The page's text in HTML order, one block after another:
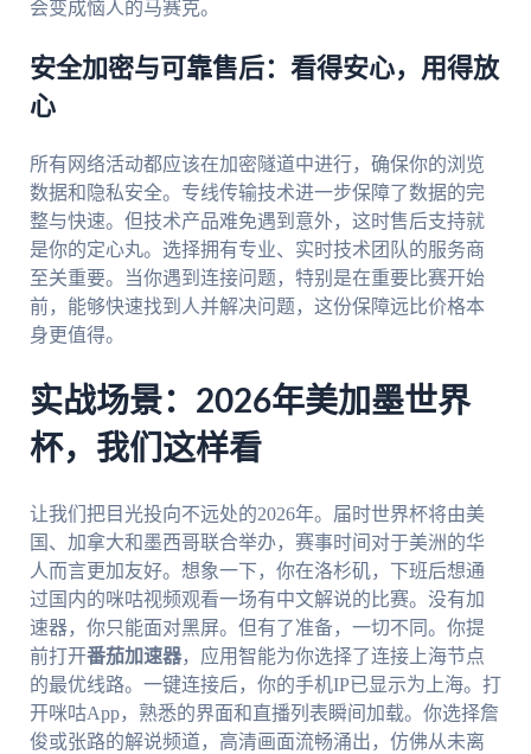
会变成恼人的马赛克。
安全加密与可靠售后：看得安心，用得放
心
所有网络活动都应该在加密隧道中进行，确保你的浏览
数据和隐私安全。专线传输技术进一步保障了数据的完
整与快速。但技术产品难免遇到意外，这时售后支持就
是你的定心丸。选择拥有专业、实时技术团队的服务商
至关重要。当你遇到连接问题，特别是在重要比赛开始
前，能够快速找到人并解决问题，这份保障远比价格本
身更值得。
实战场景：2026年美加墨世界
杯，我们这样看
让我们把目光投向不远处的2026年。届时世界杯将由美
国、加拿大和墨西哥联合举办，赛事时间对于美洲的华
人而言更加友好。想象一下，你在洛杉矶，下班后想通
过国内的咪咕视频观看一场有中文解说的比赛。没有加
速器，你只能面对黑屏。但有了准备，一切不同。你提
前打开番茄加速器，应用智能为你选择了连接上海节点
的最优线路。一键连接后，你的手机IP已显示为上海。打
开咪咕App，熟悉的界面和直播列表瞬间加载。你选择詹
俊或张路的解说频道，高清画面流畅涌出，仿佛从未离